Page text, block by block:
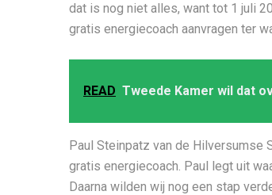
dat is nog niet alles, want tot 1 juli
gratis energiecoach aanvragen ter
READ Tweede Kamer wil dat
Paul Steinpatz van de Hilversumse
gratis energiecoach. Paul legt uit
Daarna wilden wij nog een stap